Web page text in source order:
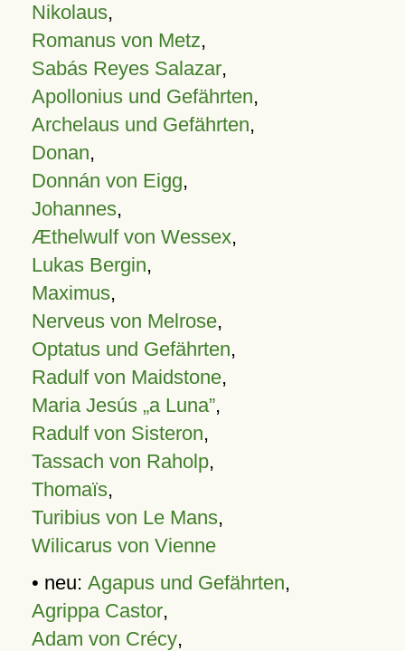
Nikolaus,
Romanus von Metz,
Sabás Reyes Salazar,
Apollonius und Gefährten,
Archelaus und Gefährten,
Donan,
Donnán von Eigg,
Johannes,
Æthelwulf von Wessex,
Lukas Bergin,
Maximus,
Nerveus von Melrose,
Optatus und Gefährten,
Radulf von Maidstone,
Maria Jesús „a Luna”,
Radulf von Sisteron,
Tassach von Raholp,
Thomaïs,
Turibius von Le Mans,
Wilicarus von Vienne
• neu: Agapus und Gefährten,
Agrippa Castor,
Adam von Crécy,